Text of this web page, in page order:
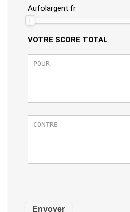
Aufolargent.fr
VOTRE SCORE TOTAL